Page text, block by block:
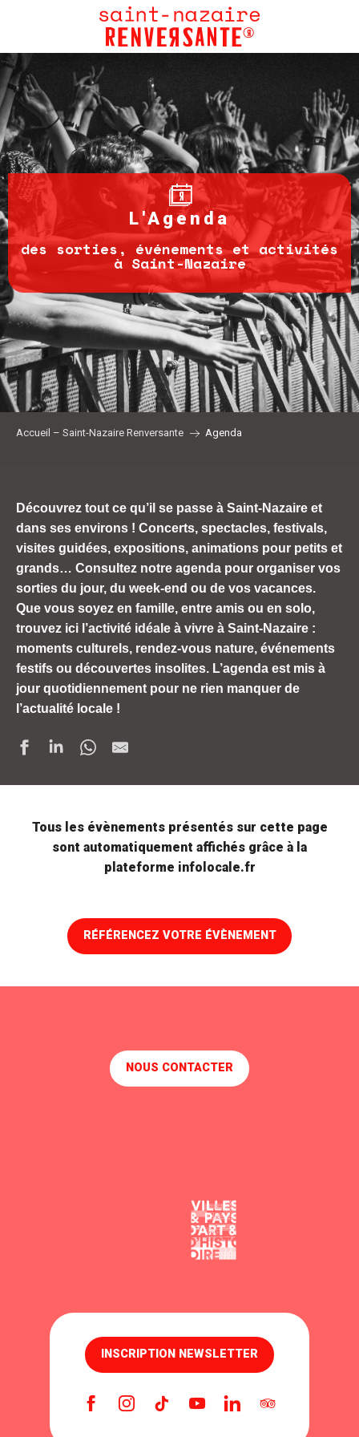
principal
L'Agenda
des sorties, événements et activités
à Saint-Nazaire
Accueil – Saint-Nazaire Renversante Agenda
Découvrez tout ce qu’il se passe à Saint-Nazaire et
dans ses environs ! Concerts, spectacles, festivals,
visites guidées, expositions, animations pour petits et
grands… Consultez notre agenda pour organiser vos
sorties du jour, du week-end ou de vos vacances.
Que vous soyez en famille, entre amis ou en solo,
trouvez ici l’activité idéale à vivre à Saint-Nazaire :
moments culturels, rendez-vous nature, événements
festifs ou découvertes insolites. L’agenda est mis à
jour quotidiennement pour ne rien manquer de
l’actualité locale !
Exposition de photographies
Bar à huîtres et fruits de mer ambulant
Zoom sur Normandie, parcours ludique à Escal'Atlantic
La ville flottante, visite commentée à Escal'Atlantic
Normandie, un chantier sous tous les regards, visite à
Stages ludo-créatifs pour les enfants cet été !
Tous les évènements présentés sur cette page
sont automatiquement affichés grâce à la
plateforme infolocale.fr
RÉFÉRENCEZ VOTRE ÉVÈNEMENT
NOUS CONTACTER
INSCRIPTION NEWSLETTER